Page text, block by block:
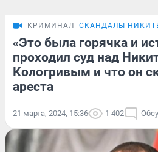
КРИМИНАЛ СКАНДАЛЫ
«Это была горячка и
проходил суд над
Кологривым и что он
ареста
21 марта, 2024, 15:36 1 402